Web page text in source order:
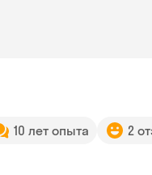
10 лет опыта 2